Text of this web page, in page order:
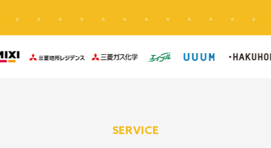
SERVICE